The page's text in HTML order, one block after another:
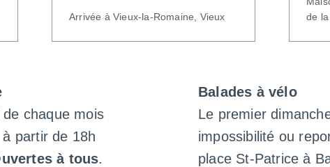
Arrivée à Vieux-la-Romaine, Vieux
de
chaque mois
partir de 18h
à tous.
Balades à vélo
Le premier
impossibilité ou
place St-Patrice à